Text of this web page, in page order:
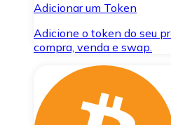
Adicionar um Token
Adicione o token do seu
compra, venda e swap.